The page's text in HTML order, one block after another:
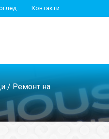
Контакти
/ Ремонт на